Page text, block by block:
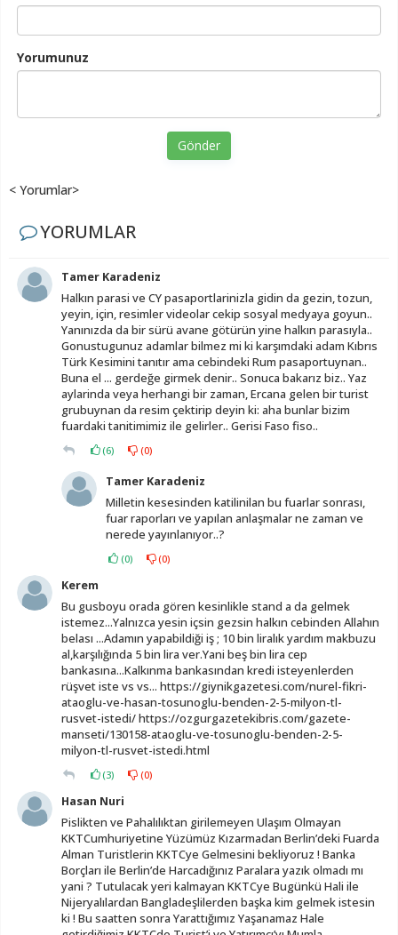
Yorumunuz
Gönder
< Yorumlar>
YORUMLAR
Tamer Karadeniz
Halkın parasi ve CY pasaportlarinizla gidin da gezin, tozun,
yeyin, için, resimler videolar cekip sosyal medyaya goyun..
Yanınızda da bir sürü avane götürün yine halkın parasıyla..
Gonustugunuz adamlar bilmez mi ki karşımdaki adam Kıbrıs
Türk Kesimini tanıtır ama cebindeki Rum pasaportuynan..
Buna el ... gerdeğe girmek denir.. Sonuca bakarız biz.. Yaz
aylarinda veya herhangi bir zaman, Ercana gelen bir turist
grubuynan da resim çektirip deyin ki: aha bunlar bizim
fuardaki tanitimimiz ile gelirler.. Gerisi Faso fiso..
(6) (0)
Tamer Karadeniz
Milletin kesesinden katilinilan bu fuarlar sonrası,
fuar raporları ve yapılan anlaşmalar ne zaman ve
nerede yayınlanıyor..?
(0) (0)
Kerem
Bu gusboyu orada gören kesinlikle stand a da gelmek
istemez...Yalnızca yesin içsin gezsin halkın cebinden Allahın
belası ...Adamın yapabildiği iş ; 10 bin liralık yardım makbuzu
al,karşılığında 5 bin lira ver.Yani beş bin lira cep
bankasına...Kalkınma bankasından kredi isteyenlerden
rüşvet iste vs vs... https://giynikgazetesi.com/nurel-fikri-
ataoglu-ve-hasan-tosunoglu-benden-2-5-milyon-tl-
rusvet-istedi/ https://ozgurgazetekibris.com/gazete-
manseti/130158-ataoglu-ve-tosunoglu-benden-2-5-
milyon-tl-rusvet-istedi.html
(3) (0)
Hasan Nuri
Pislikten ve Pahalılıktan girilemeyen Ulaşım Olmayan
KKTCumhuriyetine Yüzümüz Kızarmadan Berlin’deki Fuarda
Alman Turistlerin KKTCye Gelmesini bekliyoruz ! Banka
Borçları ile Berlin’de Harcadığınız Paralara yazık olmadı mı
yani ? Tutulacak yeri kalmayan KKTCye Bugünkü Hali ile
Nijeryalılardan Bangladeşlilerden başka kim gelmek istesin
ki ! Bu saatten sonra Yarattığımız Yaşanamaz Hale